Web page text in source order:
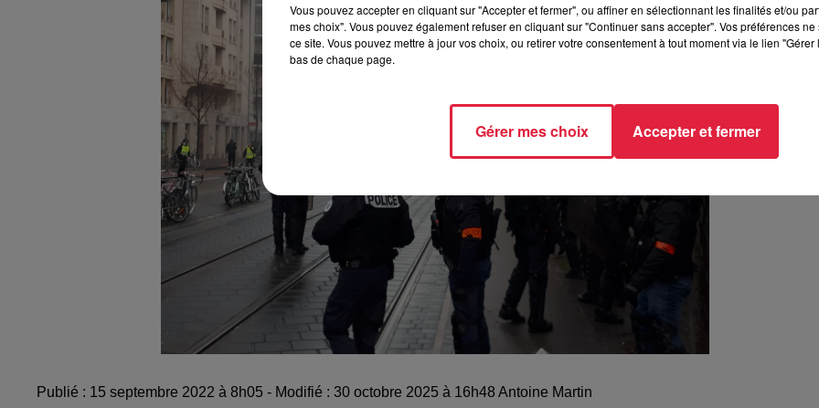
Publié : 15 septembre 2022 à 8h05 - Modifié : 30 octobre 2025 à 16h48 Antoine Martin
Vous pouvez accepter en cliquant sur "Accepter et fermer", ou affiner en sélectionnant les finalités et/ou
mes choix". Vous pouvez également refuser en cliquant sur "Continuer sans accepter". Vos préférences
ce site. Vous pouvez mettre à jour vos choix, ou retirer votre consentement à tout moment via le lien
bas de chaque page.
Gérer mes choix Accepter et fermer